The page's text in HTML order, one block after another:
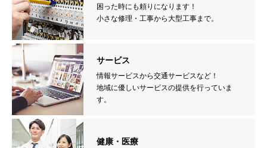
困った時にも頼りになります！
小さな修理・工事から大型工事まで。
サービス
情報サービスから交通サービスなど！
地域に優しいサービスの提供を行っていま
す。
健康・医療